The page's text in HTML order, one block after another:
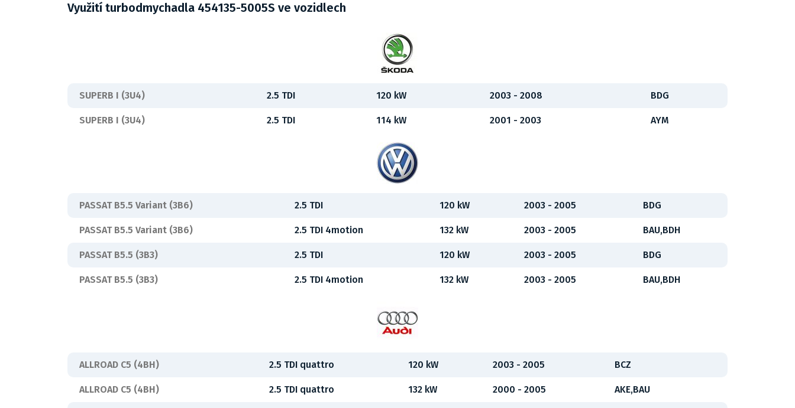
Využití turbodmychadla 454135-5005S ve vozidlech
SUPERB I (3U4) 2.5 TDI 120 kW 2003 - 2008 BDG
SUPERB I (3U4) 2.5 TDI 114 kW 2001 - 2003 AYM
PASSAT B5.5 Variant (3B6) 2.5 TDI 120 kW 2003 - 2005 BDG
PASSAT B5.5 Variant (3B6) 2.5 TDI 4motion 132 kW 2003 - 2005 BAU,BDH
PASSAT B5.5 (3B3) 2.5 TDI 120 kW 2003 - 2005 BDG
PASSAT B5.5 (3B3) 2.5 TDI 4motion 132 kW 2003 - 2005 BAU,BDH
ALLROAD C5 (4BH) 2.5 TDI quattro 120 kW 2003 - 2005 BCZ
ALLROAD C5 (4BH) 2.5 TDI quattro 132 kW 2000 - 2005 AKE,BAU